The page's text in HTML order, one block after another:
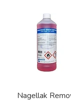
Nagellak